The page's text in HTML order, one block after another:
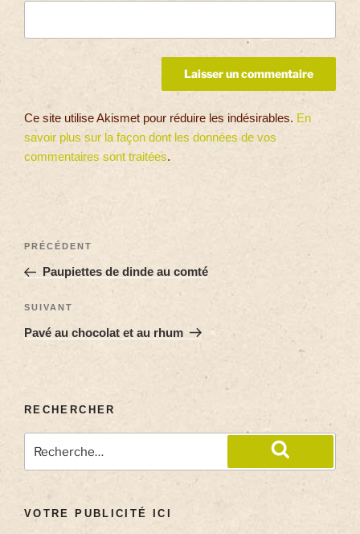
Ce site utilise Akismet pour réduire les indésirables. En
savoir plus sur la façon dont les données de vos
commentaires sont traitées.
PRÉCÉDENT
Paupiettes de dinde au comté
SUIVANT
Pavé au chocolat et au rhum
RECHERCHER
VOTRE PUBLICITÉ ICI